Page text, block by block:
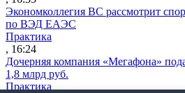
Экономколлегия ВС рассмотрит
по ВЭД ЕАЭС
Практика
, 16:24
Дочерняя компания «Мегафона»
1,8 млрд руб.
Практика